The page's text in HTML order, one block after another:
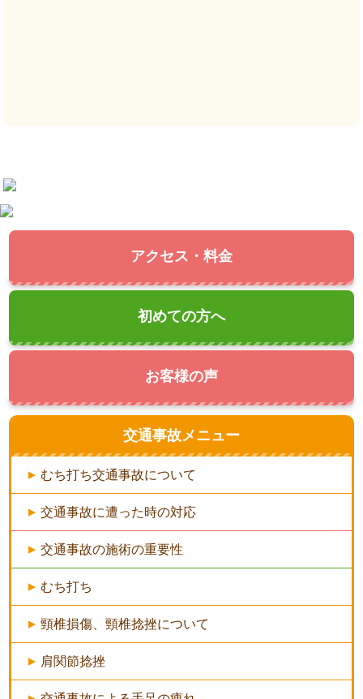
アクセス・料金
初めての方へ
お客様の声
交通事故メニュー
むち打ち交通事故について
交通事故に遭った時の対応
交通事故の施術の重要性
むち打ち
頸椎損傷、頸椎捻挫について
肩関節捻挫